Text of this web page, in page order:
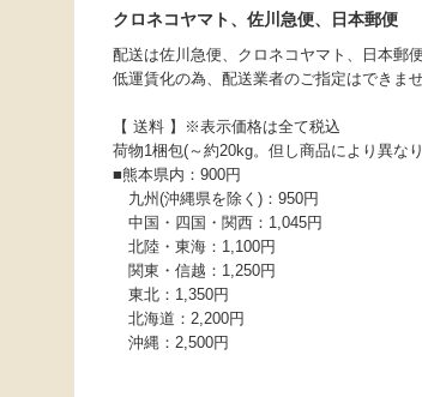
クロネコヤマト、佐川急便、日本郵便
配送は佐川急便、クロネコヤマト、日本郵
低運賃化の為、配送業者のご指定はできま
【 送料 】※表示価格は全て税込
荷物1梱包(～約20kg。但し商品により異な
■熊本県内：900円
九州(沖縄県を除く)：950円
中国・四国・関西：1,045円
北陸・東海：1,100円
関東・信越：1,250円
東北：1,350円
北海道：2,200円
沖縄：2,500円